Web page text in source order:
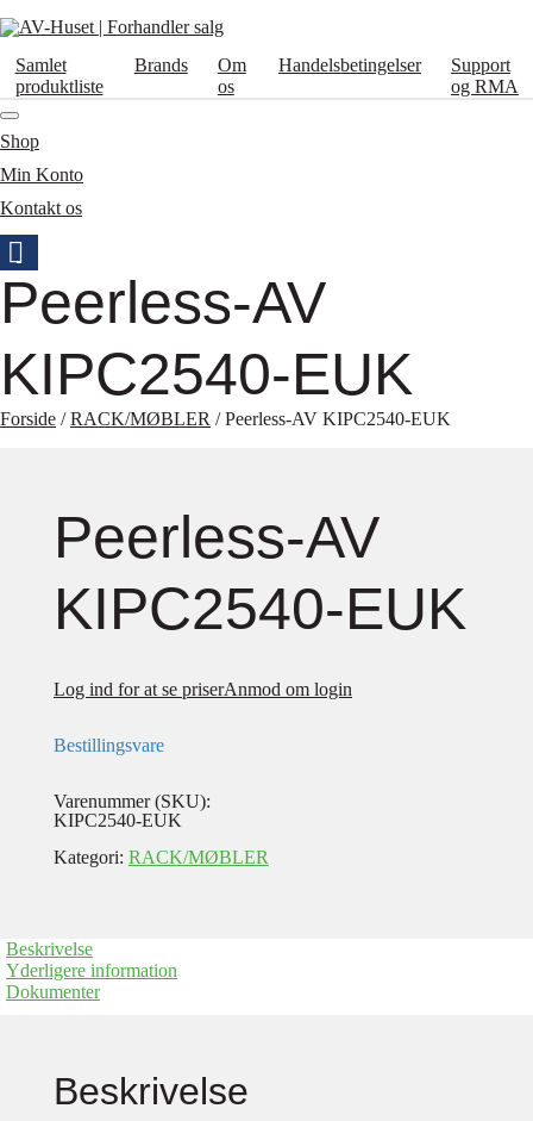
Samlet
produktliste
Brands
Om
os
Handelsbetingelser
Support
og RMA
Shop
Min Konto
Kontakt os
Peerless-AV
KIPC2540-EUK
Forside /RACK/MØBLER / Peerless-AV KIPC2540-EUK
Peerless-AV
KIPC2540-EUK
Log ind for at se priserAnmod om login
Bestillingsvare
Varenummer (SKU):
KIPC2540-EUK
Kategori: RACK/MØBLER
Beskrivelse
Yderligere information
Dokumenter
Beskrivelse